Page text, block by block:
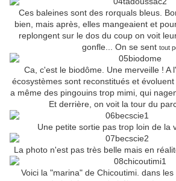
Ces baleines sont des rorquals bleus.
bien, mais après, elles mangeaient et
replongent sur le dos du coup on voit
gonfle... On se sent tout
Ca, c'est le biodôme. Une merveille ! A
écosystèmes sont reconstitués et
a même des pingouins trop mimi, qui
Et derrière, on voit la tour du
Une petite sortie pas trop loin de la
La photo n'est pas très belle mais en
Voici la "marina" de Chicoutimi. dans